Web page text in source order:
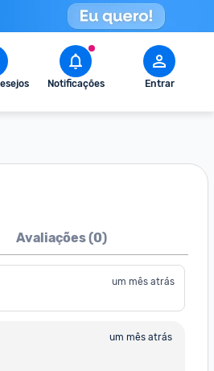
Notificações Entrar
Avaliações (0)
um mês atrás
um mês atrás